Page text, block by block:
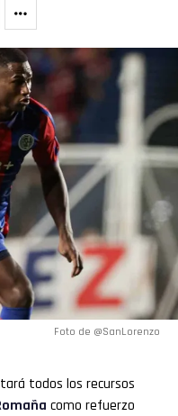
Foto de @SanLorenzo
todos los recursos
como refuerzo